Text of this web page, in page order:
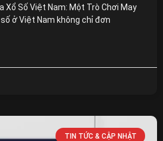
Xổ Số Việt Nam: Một Trò Chơi May
ở Việt Nam không chỉ đơn
TIN TỨC & CẬP NHẬT